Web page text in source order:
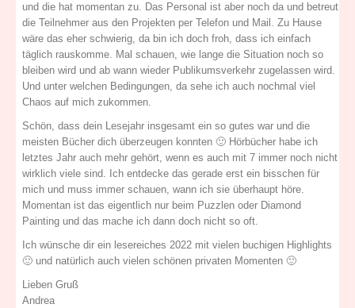
und die hat momentan zu. Das Personal ist aber noch da und betreut
die Teilnehmer aus den Projekten per Telefon und Mail. Zu Hause
wäre das eher schwierig, da bin ich doch froh, dass ich einfach
täglich rauskomme. Mal schauen, wie lange die Situation noch so
bleiben wird und ab wann wieder Publikumsverkehr zugelassen wird.
Und unter welchen Bedingungen, da sehe ich auch nochmal viel
Chaos auf mich zukommen.
Schön, dass dein Lesejahr insgesamt ein so gutes war und die
meisten Bücher dich überzeugen konnten 🙂 Hörbücher habe ich
letztes Jahr auch mehr gehört, wenn es auch mit 7 immer noch nicht
wirklich viele sind. Ich entdecke das gerade erst ein bisschen für
mich und muss immer schauen, wann ich sie überhaupt höre.
Momentan ist das eigentlich nur beim Puzzlen oder Diamond
Painting und das mache ich dann doch nicht so oft.
Ich wünsche dir ein lesereiches 2022 mit vielen buchigen Highlights
🙂 und natürlich auch vielen schönen privaten Momenten 🙂
Lieben Gruß
Andrea